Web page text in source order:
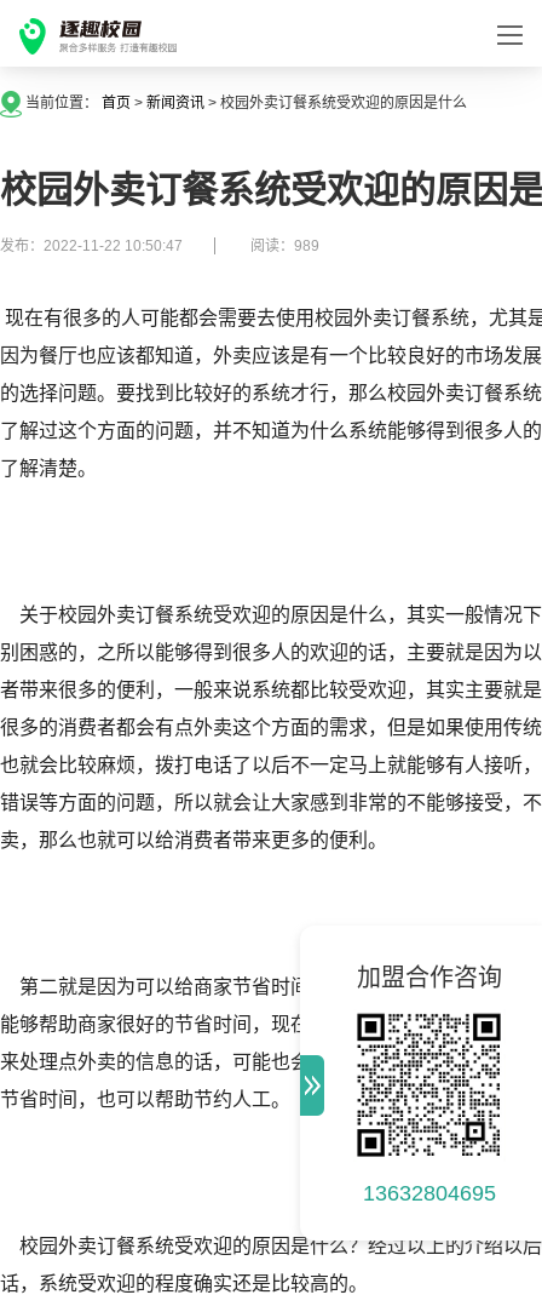
加盟合作咨询
13632804695
当前位置： 首页 > 新闻资讯 > 校园外卖订餐系统受欢迎的原因是什么
校园外卖订餐系统受欢迎的原因
发布：2022-11-22 10:50:47 阅读：989
现在有很多的人可能都会需要去使用校园外卖订餐系统，尤其
因为餐厅也应该都知道，外卖应该是有一个比较良好的市场发
的选择问题。要找到比较好的系统才行，那么校园外卖订餐系
了解过这个方面的问题，并不知道为什么系统能够得到很多人
了解清楚。
关于校园外卖订餐系统受欢迎的原因是什么，其实一般情况
别困惑的，之所以能够得到很多人的欢迎的话，主要就是因为
者带来很多的便利，一般来说系统都比较受欢迎，其实主要就
很多的消费者都会有点外卖这个方面的需求，但是如果使用传
也就会比较麻烦，拨打电话了以后不一定马上就能够有人接听
错误等方面的问题，所以就会让大家感到非常的不能够接受，
卖，那么也就可以给消费者带来更多的便利。
第二就是因为可以给商家节省时间。对于商家来说，如果能
能够帮助商家很好的节省时间，现在有很多的商家应该都会有
来处理点外卖的信息的话，可能也会比较麻烦，所以是可以直
节省时间，也可以帮助节约人工。
校园外卖订餐系统受欢迎的原因是什么？经过以上的介绍以
话，系统受欢迎的程度确实还是比较高的。